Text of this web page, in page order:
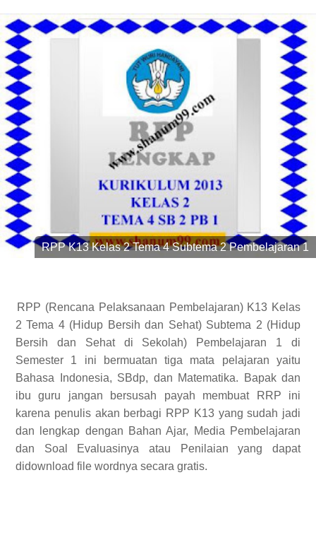
RPP K13 Kelas 2 Tema 4 Subtema 2 Pembelajaran 1
RPP (Rencana Pelaksanaan Pembelajaran) K13 Kelas
2 Tema 4 (Hidup Bersih dan Sehat) Subtema 2 (Hidup
Bersih dan Sehat di Sekolah) Pembelajaran 1 di
Semester 1 ini bermuatan tiga mata pelajaran yaitu
Bahasa Indonesia, SBdp, dan Matematika. Bapak dan
ibu guru jangan bersusah payah membuat RRP ini
karena penulis akan berbagi RPP K13 yang sudah jadi
dan lengkap dengan Bahan Ajar, Media Pembelajaran
dan Soal Evaluasinya atau Penilaian yang dapat
didownload file wordnya secara gratis.